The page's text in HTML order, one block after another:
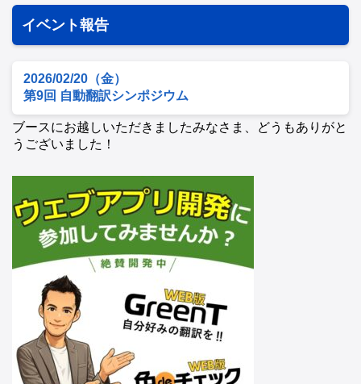
イベント報告
2026/02/20（金）
第9回 自動翻訳シンポジウム
ブースにお越しいただきましたみなさま、どうもありがと
うございました！